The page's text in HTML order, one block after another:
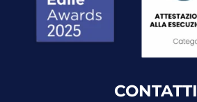
CONTATTI